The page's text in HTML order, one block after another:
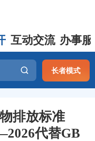
互动交流 办事
长者模式
排放标准
代替GB